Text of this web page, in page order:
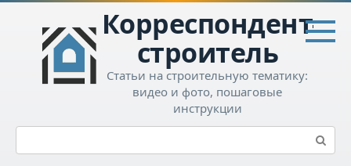
Перейти
контенту
Корреспондент-
строитель
Статьи на строительную тематику:
видео и фото, пошаговые
инструкции
Поиск: